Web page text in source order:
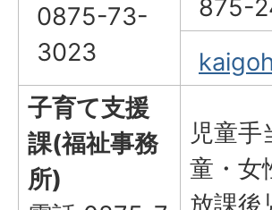
0875-73-
3023
875-
子育て支援
課(福祉事務
所)
児童
童・女